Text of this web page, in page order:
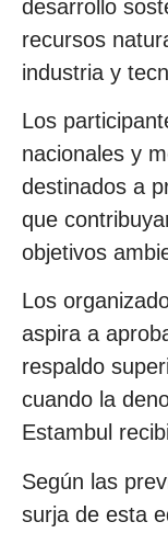
desarrollo
recursos
industria y
Los
nacionales y
destinados a
que
objetivos
Los
aspira a
respaldo
cuando la
Estambul
Según las
surja de esta